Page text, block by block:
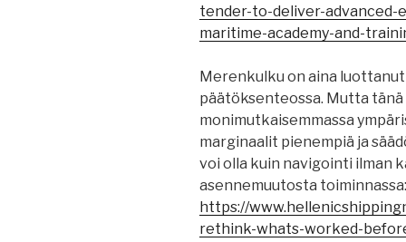
tender-to-deliver-advanced-
maritime-academy-and-
Merenkulku on aina
päätöksenteossa. Mutta
monimutkaisemmassa
marginaalit pienempiä ja
voi olla kuin navigointi ilman
asennemuutosta toiminnassa:
https://
rethink-whats-worked-